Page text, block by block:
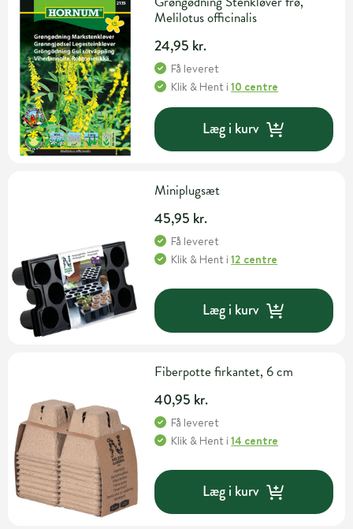
Melilotus officinalis
24,95 kr.
Få leveret
Klik & Hent i10 centre
Læg i kurv
Miniplugsæt
45,95 kr.
Få leveret
Klik & Hent i12 centre
Læg i kurv
Fiberpotte firkantet, 6 cm
40,95 kr.
Få leveret
Klik & Hent i14 centre
Læg i kurv